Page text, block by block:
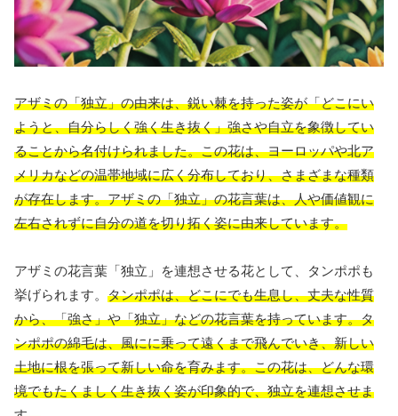
アザミの「独立」の由来は、鋭い棘を持った姿が「どこにい
ようと、自分らしく強く生き抜く」強さや自立を象徴してい
ることから名付けられました。この花は、ヨーロッパや北ア
メリカなどの温帯地域に広く分布しており、さまざまな種類
が存在します。アザミの「独立」の花言葉は、人や価値観に
左右されずに自分の道を切り拓く姿に由来しています。
アザミの花言葉「独立」を連想させる花として、タンポポも
挙げられます。 タンポポは、どこにでも生息し、丈夫な性質
から、「強さ」や「独立」などの花言葉を持っています。タ
ンポポの綿毛は、風にに乗って遠くまで飛んでいき、新しい
土地に根を張って新しい命を育みます。この花は、どんな環
境でもたくましく生き抜く姿が印象的で、独立を連想させま